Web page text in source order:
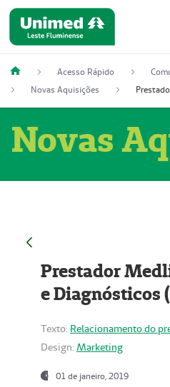
Acesso Rápido
Novas Aquisições
Novas
Prestador
e Diagnósticos
Texto: Relacionamento do
Design: Marketing
01 de janeiro, 2019